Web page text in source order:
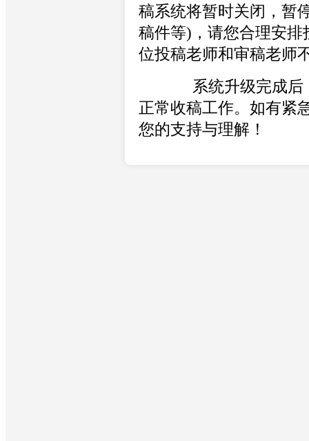
稿系统将暂时关闭，暂
稿件等)，请您合理安
位投稿老师和审稿老师
系统升级完成后
正常收稿工作。如有紧
您的支持与理解！